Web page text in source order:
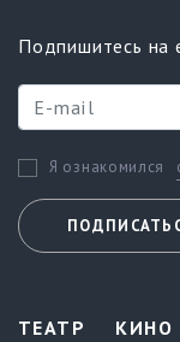
Подпишитесь на
Я ознакомился
ТЕАТР КИНО